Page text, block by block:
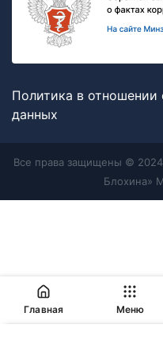
Политика в отношении
данных
Все права защищены ©
Блохина»
Главная Меню